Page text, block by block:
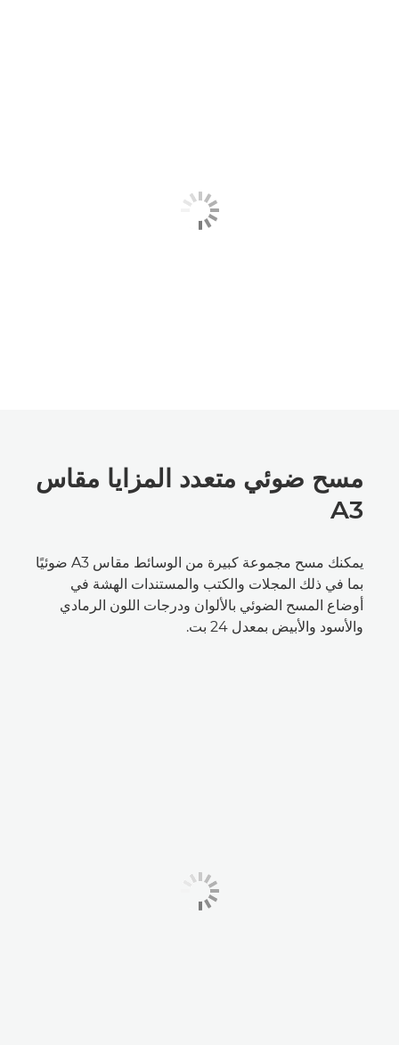
مسح ضوئي متعدد المزايا مقاس
A3
يمكنك مسح مجموعة كبيرة من الوسائط مقاس A3 ضوئيًا
بما في ذلك المجلات والكتب والمستندات الهشة في
أوضاع المسح الضوئي بالألوان ودرجات اللون الرمادي
والأسود والأبيض بمعدل 24 بت.